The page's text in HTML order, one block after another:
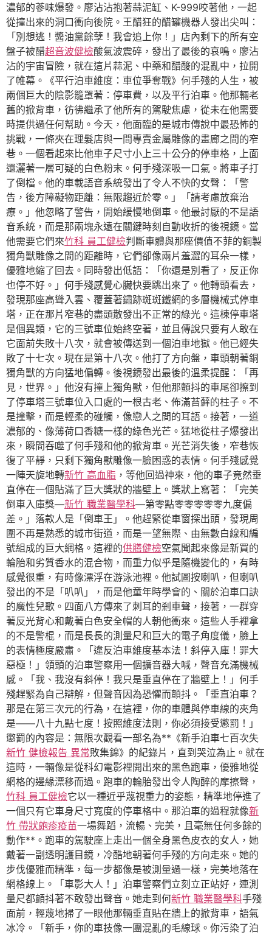
濃郁的蔘味爆發。廖沾沾抱著蒜泥缸、K-999咬著他，一起
從撞出來的洞口衝向後院。王醋狂的醋罐機器人發出尖叫：
「別想逃！醬油黨餘孽！我會追上你！」店內剩下的所有空
盤子被醋超音波健檢酸氣波震碎，發出了最後的哀鳴。廖沾
沾的宇宙冒險，就在這片蒜泥、中藥和醋酸的混亂中，拉開
了帷幕。《平行泊車維度：車位爭奪戰》何手殘的人生，被
兩個巨大的陰影籠罩著：停車費，以及平行泊車。他那輛老
舊的掀背車，彷彿繼承了他所有的駕駛焦慮，從未在他需要
時提供過任何幫助。今天，他面臨的是城市傳說中最恐怖的
挑戰，一條夾在理髮店與一間專賣金屬雕像的畫廊之間的窄
巷。一個看起來比他車子尺寸小上三十公分的停車格，上面
還灑著一層可疑的白色粉末。何手殘深吸一口氣。將車子打
了倒檔。他的車載語音系統發出了令人不快的女聲：「警
告，後方障礙物距離：無限趨近於零。」「請考慮放棄治
療。」他忽略了警告，開始緩慢地倒車。他最討厭的不是語
音系統，而是那兩塊永遠在關鍵時刻自動收折的後視鏡。當
他需要它們來竹科 員工健檢判斷車體與那座價值不菲的銅製
獨角獸雕像之間的距離時，它們卻像兩片羞澀的耳朵一樣，
優雅地縮了回去。同時發出低語：「你還是別看了，反正你
也停不好。」何手殘感覺心臟快要跳出來了。他轉頭看去，
發現那座高聳入雲、覆蓋著鏽跡斑斑鐵網的多層機械式停車
塔，正在那片窄巷的盡頭散發出不正常的綠光。這棟停車塔
是個異類，它的三號車位始終空著，並且傳說只要有人敢在
它面前失敗十八次，就會被傳送到一個泊車地獄。他已經失
敗了十七次。現在是第十八次。他打了方向盤，車頭朝著銅
獨角獸的方向猛地偏轉。後視鏡發出最後的溫柔提醒：「再
見，世界。」他沒有撞上獨角獸，但他那顫抖的車尾卻擦到
了停車塔三號車位入口處的一根古老、佈滿苔蘚的柱子。不
是撞擊，而是輕柔的碰觸，像戀人之間的耳語。接著，一道
濃郁的、像薄荷口香糖一樣的綠色光芒。猛地從柱子爆發出
來，瞬間吞噬了何手殘和他的掀背車。光芒消失後，窄巷恢
復了平靜，只剩下獨角獸雕像一臉困惑的表情。何手殘感覺
一陣天旋地轉新竹 高血脂 ，等他回過神來，他的車子竟然垂
直停在一個貼滿了巨大獎狀的牆壁上。獎狀上寫著：「完美
倒車入庫獎—新竹 職業醫學科—第零點零零零零零九度偏
差。」落款人是「倒車王」。他趕緊從車窗探出頭，發現周
圍不再是熟悉的城市街道，而是一望無際、由無數白線和編
號組成的巨大網格。這裡的供膳健檢空氣聞起來像是新買的
輪胎和劣質香水的混合物，而重力似乎是隨機變化的，有時
感覺很重，有時像漂浮在游泳池裡。他試圖按喇叭，但喇叭
發出的不是「叭叭」，而是他童年時學會的、關於泊車口訣
的魔性兒歌。四面八方傳來了刺耳的剎車聲，接著，一群穿
著反光背心和戴著白色安全帽的人朝他衝來。這些人手裡拿
的不是警棍，而是長長的測量尺和巨大的電子角度儀，臉上
的表情極度嚴肅。「違反泊車維度基本法！斜停入庫！罪大
惡極！」領頭的泊車警察用一個擴音器大喊，聲音充滿機械
感。「我、我沒有斜停！我只是垂直停在了牆壁上！」何手
殘趕緊為自己辯解，但聲音因為恐懼而顫抖。「垂直泊車？
那是在第三次元的行為，在這裡，你的車體與停車線的夾角
是——八十九點七度！按照維度法則，你必須接受懲罰！」
懲罰的內容是：無限次觀看一部名為**《新手泊車七百次失
新竹 健檢報告 異常敗集錦》的紀錄片，直到哭泣為止。就在
這時，一輛像是從科幻電影裡開出來的黑色跑車，優雅地從
網格的邊緣漂移而過。跑車的輪胎發出令人陶醉的摩擦聲，
竹科 員工健檢它以一種近乎蔑視重力的姿態，精準地停進了
一個只有它車身尺寸寬度的停車格中。那泊車的過程就像新
竹 帶狀皰疹疫苗一場舞蹈，流暢、完美，且毫無任何多餘的
動作**。跑車的駕駛座上走出一個全身黑色皮衣的女人，她
戴著一副透明護目鏡，冷酷地朝著何手殘的方向走來。她的
步伐優雅而精準，每一步都像是被測量過一樣，完美地落在
網格線上。「車影大人！」泊車警察們立刻立正站好，連測
量尺都顫抖著不敢發出聲音。她走到何新竹 職業醫學科手殘
面前，輕蔑地掃了一眼他那輛垂直貼在牆上的掀背車，語氣
冰冷。「新手，你的車技像一團混亂的毛線球。你污染了泊